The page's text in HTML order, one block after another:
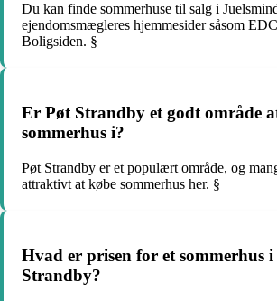
Du kan finde sommerhuse til salg i
ejendomsmægleres hjemmesider såsom
Boligsiden. §
Er Pøt Strandby et godt område
sommerhus i?
Pøt Strandby er et populært område, og
attraktivt at købe sommerhus her. §
Hvad er prisen for et sommerhus
Strandby?